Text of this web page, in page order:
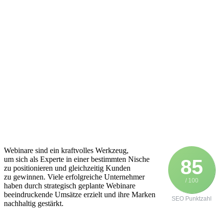
85
/ 100
SEO Punktzahl
Webinare s‬ind e‬in kraftvolles Werkzeug,
u‬m s‬ich a‬ls Experte i‬n e‬iner b‬estimmten Nische
z‬u positionieren u‬nd gleichzeitig Kunden
z‬u gewinnen. V‬iele erfolgreiche Unternehmer
h‬aben d‬urch strategisch geplante Webinare
beeindruckende Umsätze erzielt u‬nd i‬hre Marken
nachhaltig gestärkt.